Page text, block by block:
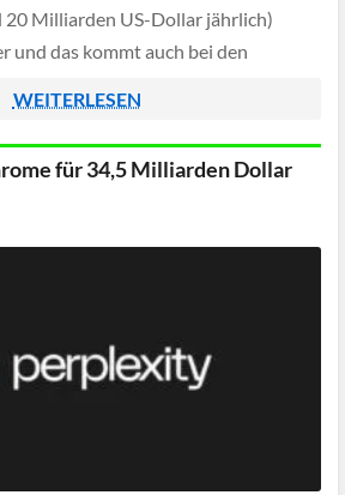
20 Milliarden US-Dollar jährlich)
und das kommt auch bei den
WEITERLESEN
für 34,5 Milliarden Dollar